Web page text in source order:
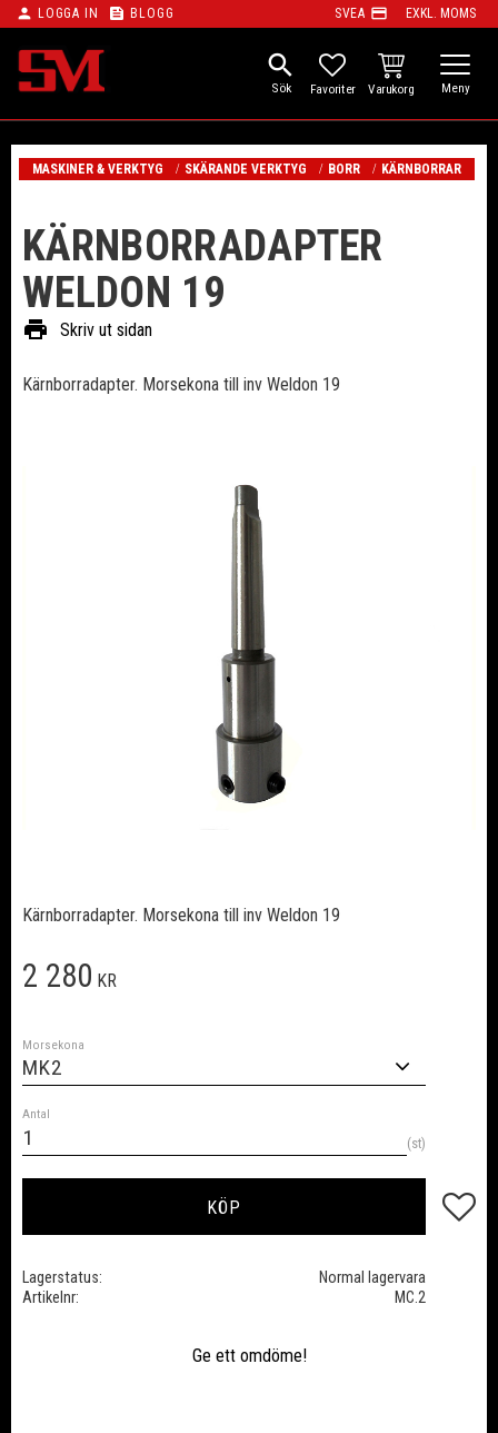
Meny
person LOGGA IN feed BLOGG SVEA payment EXKL. MOMS
search
FAVORITER
KUNDVAGN
MASKINER & VERKTYG SKÄRANDE VERKTYG BORR KÄRNBORRAR
KÄRNBORRADAPTER
WELDON 19
print Skriv ut sidan
Kärnborradapter. Morsekona till inv Weldon 19
Kärnborradapter. Morsekona till inv Weldon 19
2 280 KR
Morsekona
Antal
st
KÖP Lägg
Lagerstatus
Normal lagervara
Artikelnr
MC.2
Ge ett omdöme!